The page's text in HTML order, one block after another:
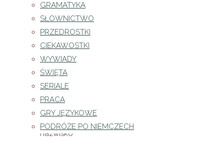
GRAMATYKA
SŁOWNICTWO
PRZEDROSTKI
CIEKAWOSTKI
WYWIADY
ŚWIĘTA
SERIALE
PRACA
GRY JĘZYKOWE
PODRÓŻE PO NIEMCZECH
heiße … –
nazwisko